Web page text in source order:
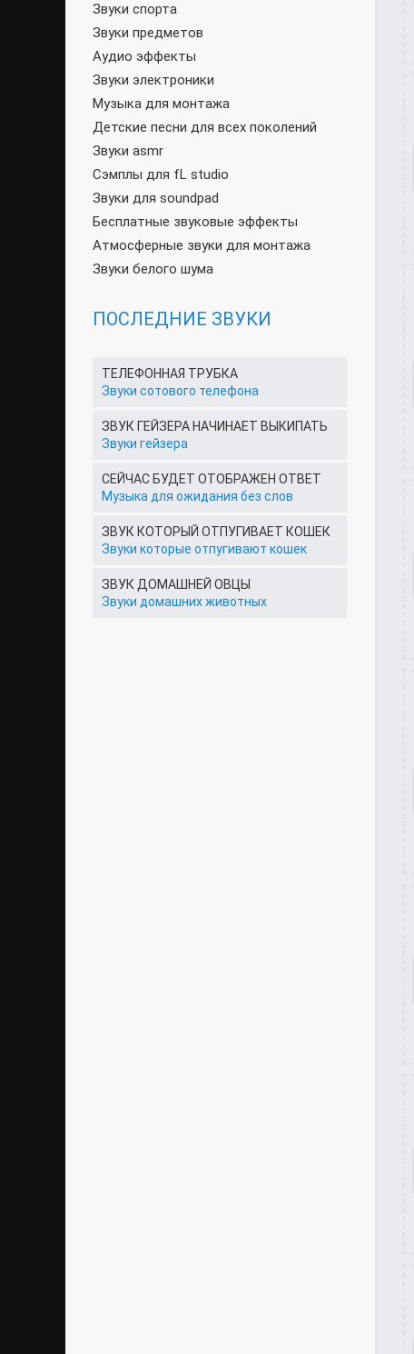
Звуки спорта
Звуки предметов
Аудио эффекты
Звуки электроники
Музыка для монтажа
Детские песни для всех поколений
Звуки asmr
Сэмплы для fL studio
Звуки для soundpad
Бесплатные звуковые эффекты
Атмосферные звуки для монтажа
Звуки белого шума
ПОСЛЕДНИЕ ЗВУКИ
ТЕЛЕФОННАЯ ТРУБКА
Звуки сотового телефона
ЗВУК ГЕЙЗЕРА НАЧИНАЕТ ВЫКИПАТЬ
Звуки гейзера
СЕЙЧАС БУДЕТ ОТОБРАЖЕН ОТВЕТ
Музыка для ожидания без слов
ЗВУК КОТОРЫЙ ОТПУГИВАЕТ КОШЕК
Звуки которые отпугивают кошек
ЗВУК ДОМАШНЕЙ ОВЦЫ
Звуки домашних животных